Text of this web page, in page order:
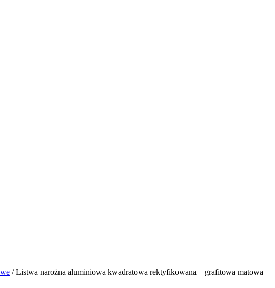
/ Listwa narożna aluminiowa kwadratowa rektyfikowana – grafitowa matowa